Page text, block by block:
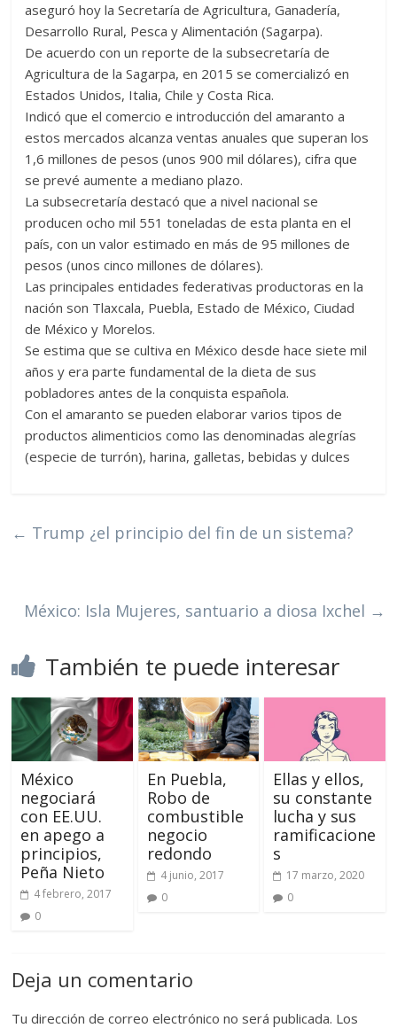
aseguró hoy la Secretaría de Agricultura, Ganadería,
Desarrollo Rural, Pesca y Alimentación (Sagarpa).
De acuerdo con un reporte de la subsecretaría de
Agricultura de la Sagarpa, en 2015 se comercializó en
Estados Unidos, Italia, Chile y Costa Rica.
Indicó que el comercio e introducción del amaranto a
estos mercados alcanza ventas anuales que superan los
1,6 millones de pesos (unos 900 mil dólares), cifra que
se prevé aumente a mediano plazo.
La subsecretaría destacó que a nivel nacional se
producen ocho mil 551 toneladas de esta planta en el
país, con un valor estimado en más de 95 millones de
pesos (unos cinco millones de dólares).
Las principales entidades federativas productoras en la
nación son Tlaxcala, Puebla, Estado de México, Ciudad
de México y Morelos.
Se estima que se cultiva en México desde hace siete mil
años y era parte fundamental de la dieta de sus
pobladores antes de la conquista española.
Con el amaranto se pueden elaborar varios tipos de
productos alimenticios como las denominadas alegrías
(especie de turrón), harina, galletas, bebidas y dulces
← Trump ¿el principio del fin de un sistema?
México: Isla Mujeres, santuario a diosa Ixchel →
También te puede interesar
México
negociará
con EE.UU.
en apego a
principios,
Peña Nieto
4 febrero, 2017
0
En Puebla,
Robo de
combustible
negocio
redondo
4 junio, 2017
0
Ellas y ellos,
su constante
lucha y sus
ramificacione
s
17 marzo, 2020
0
Deja un comentario
Tu dirección de correo electrónico no será publicada. Los